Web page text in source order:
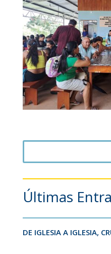
Últimas
DE IGLESIA A IGLESIA,